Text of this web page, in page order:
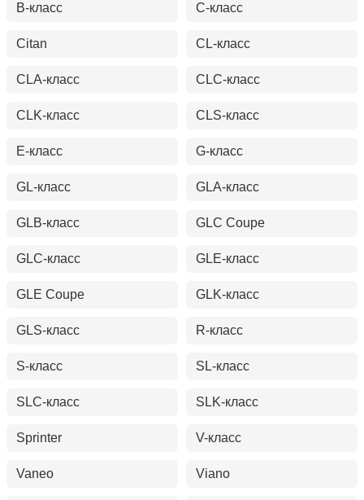
B-класс C-класс
Citan CL-класс
CLA-класс CLC-класс
CLK-класс CLS-класс
E-класс G-класс
GL-класс GLA-класс
GLB-класс GLC Coupe
GLC-класс GLE-класс
GLE Coupe GLK-класс
GLS-класс R-класс
S-класс SL-класс
SLC-класс SLK-класс
Sprinter V-класс
Vaneo Viano